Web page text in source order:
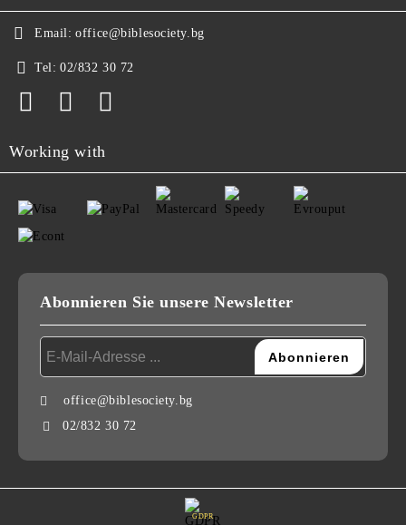
Email: office@biblesociety.bg
Tel: 02/832 30 72
Working with
Abonnieren Sie unsere Newsletter
office@biblesociety.bg
02/832 30 72
GDPR